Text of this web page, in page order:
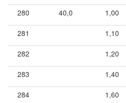
280 40,0 1,00
281 1,10
282 1,20
283 1,40
284 1,60